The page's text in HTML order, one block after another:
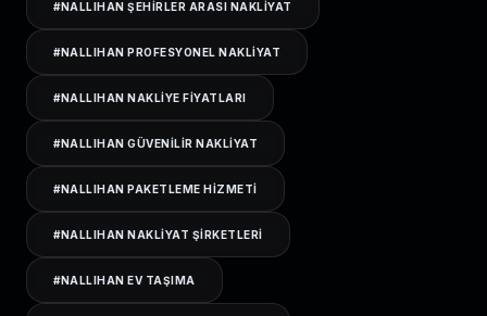
#NALLIHAN ŞEHIRLER ARASI NAKLIYAT
#NALLIHAN PROFESYONEL NAKLIYAT
#NALLIHAN NAKLIYE FIYATLARI
#NALLIHAN GÜVENILIR NAKLIYAT
#NALLIHAN PAKETLEME HIZMETI
#NALLIHAN NAKLIYAT ŞIRKETLERI
#NALLIHAN EV TAŞIMA